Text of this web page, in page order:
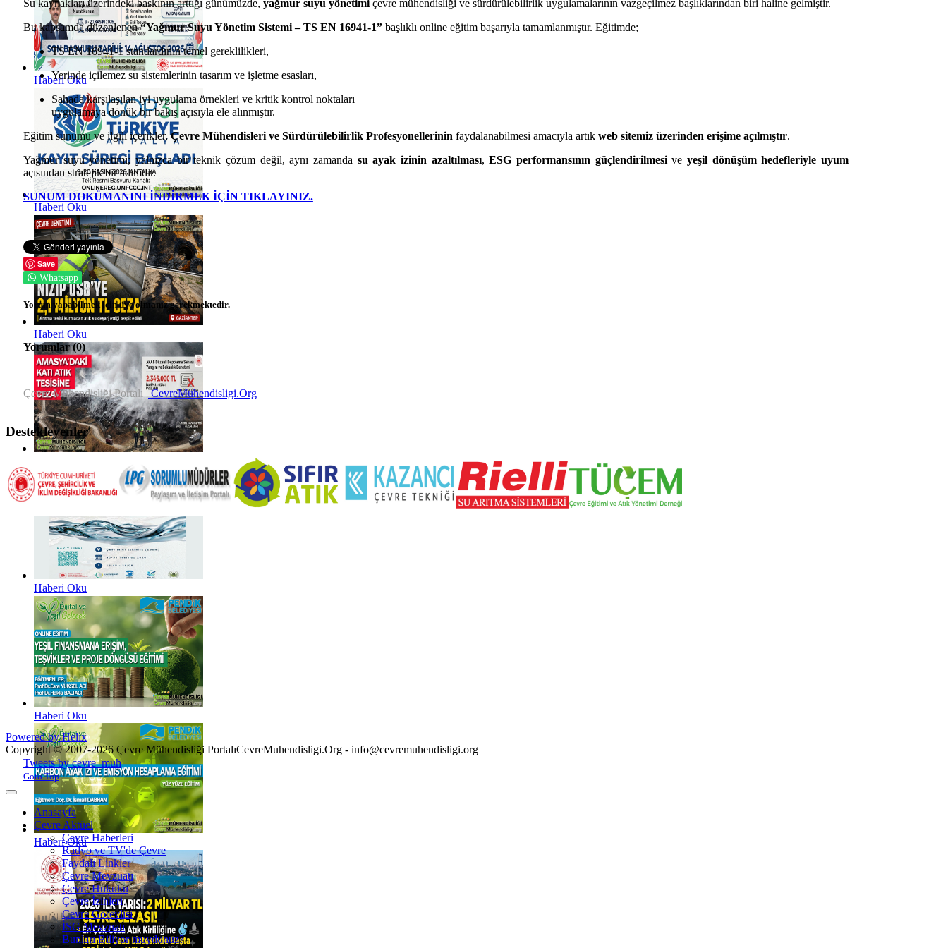
Haberi Oku
Haberi Oku
Haberi Oku
Haberi Oku
Haberi Oku
Haberi Oku
Su kaynakları üzerindeki baskının arttığı günümüzde, yağmur suyu yönetimiçevre mühendisliği ve sürdürülebilirlik uygulamalarının vazgeçilmez başlıklarından biri haline gelmiştir.
Bu kapsamda düzenlenen“Yağmur Suyu Yönetim Sistemi – TS EN 16941-1”başlıklı online eğitim başarıyla tamamlanmıştır. Eğitimde;
TS EN 16941-1 standardının temel gereklilikleri,
Yerinde içilemez su sistemlerinin tasarım ve işletme esasları,
Sahada karşılaşılan iyi uygulama örnekleri ve kritik kontrol noktaları
uygulamaya dönük bir bakış açısıyla ele alınmıştır.
Eğitim sunumu ve ilgili içerikler,Çevre Mühendisleri ve Sürdürülebilirlik Profesyonellerinin faydalanabilmesi amacıyla artık web sitemiz üzerinden erişime açılmıştır.
Yağmur suyu yönetimi; yalnızca bir teknik çözüm değil, aynı zamanda su ayak izinin azaltılması,ESG performansının güçlendirilmesive yeşil dönüşüm hedefleriyle uyum
açısından stratejik bir adımdır.
SUNUM DOKÜMANINI İNDİRMEK İÇİN TIKLAYINIZ.
Save
Whatsapp
Yorum yapabilmek için üye olmanız gerekmektedir.
Yorumlar (0)
Çevre Mühendisliği Portalı | CevreMuhendisligi.Org
Destekleyenler
Powered by Helix
Copyright © 2007-2026 Çevre Mühendisliği PortalıCevreMuhendisligi.Org - info@cevremuhendisligi.org
Joomla! 3 Templates
Tweets by cevre_muh
Goto Top
Anasayfa
Çevre Aktüel
Çevre Haberleri
Radyo ve TV'de Çevre
Faydalı Linkler
Çevre Mevzuatı
Çevre Hukuku
Çevre İzinleri
Çevre Görevlisi
İSG Mevzuatı
Bunları Biliyor muydunuz?